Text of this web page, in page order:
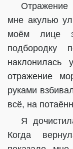
Отражение
мне акулью
моём лице
подбородку
наклонилась
отражение
руками
всё, на
Я
Когда